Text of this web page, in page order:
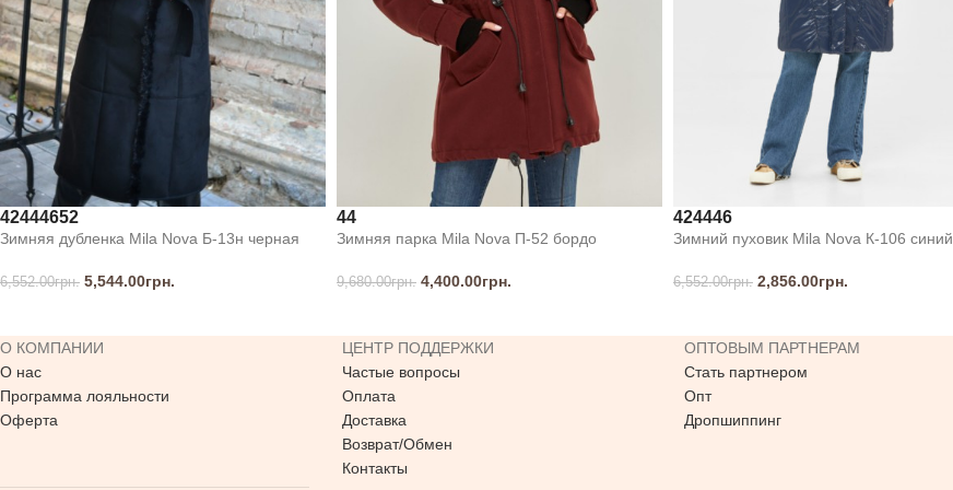
42444652
Зимняя дубленка Mila Nova Б-13н черная
6,552.00грн. 5,544.00грн.
44
Зимняя парка Mila Nova П-52 бордо
9,680.00грн. 4,400.00грн.
424446
Зимний пуховик Mila Nova К-106 синий
6,552.00грн. 2,856.00грн.
О КОМПАНИИ
О нас
Программа лояльности
Оферта
ЦЕНТР ПОДДЕРЖКИ
Частые вопросы
Оплата
Доставка
Возврат/Обмен
Контакты
ОПТОВЫМ ПАРТНЕРАМ
Стать партнером
Опт
Дропшиппинг